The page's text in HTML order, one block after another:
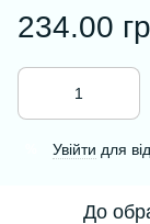
234.00
Увійти для
До